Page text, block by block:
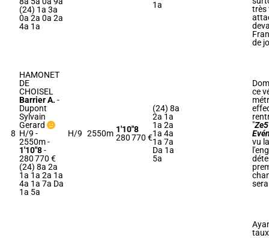
(24) 1a 3a
0a 2a 0a 2a
4a 1a
1a
très
de
8
HAMONET
DE
CHOISEL
Barrier A. -
Dupont
Sylvain
Gerard
H/9 -
2550m-
1'10"8-
280 770 €
(24) 8a 2a
1a 1a 2a 1a
4a 1a 7a Da
1a 5a
H/9 2550m 1'10"8
280 770 €
(24) 8a
2a 1a
1a 2a
1a 4a
1a 7a
Da 1a
5a
ce
"
vu